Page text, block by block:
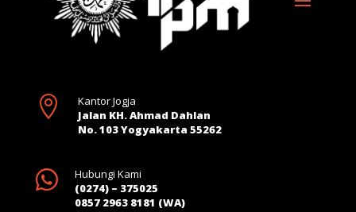

Kantor Jogja
Jalan KH. Ahmad Dahlan
No. 103 Yogyakarta 55262

Hubungi Kami
(0274) – 375025
0857 2963 8181 (WA)